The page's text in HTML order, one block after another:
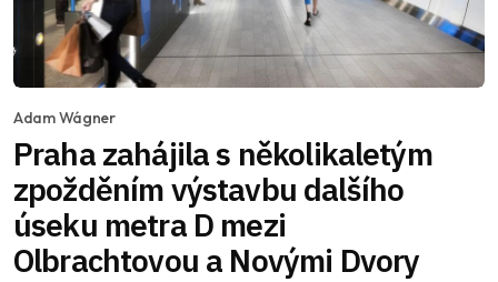
Adam Wágner
Praha zahájila s několikaletým
zpožděním výstavbu dalšího
úseku metra D mezi
Olbrachtovou a Novými Dvory